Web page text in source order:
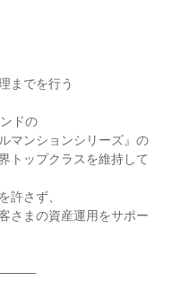
までを行う
ドの
マンションシリーズ』の
トップクラスを維持して
許さず、
さまの資産運用をサポー